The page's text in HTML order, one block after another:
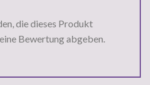
die dieses Produkt
Bewertung abgeben.